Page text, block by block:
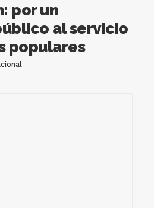
por un
al servicio
populares